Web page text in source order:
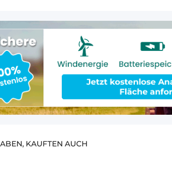
KAUFTEN AUCH